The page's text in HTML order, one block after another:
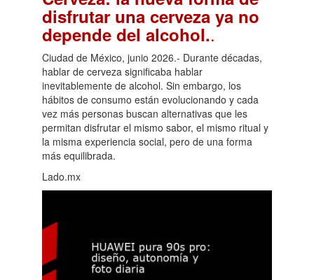
disfrutar una cerveza ya no
depende del alcohol..
Ciudad de México, junio 2026.- Durante décadas,
hablar de cerveza significaba hablar
inevitablemente de alcohol. Sin embargo, los
hábitos de consumo están evolucionando y cada
vez más personas buscan alternativas que les
permitan disfrutar el mismo sabor, el mismo ritual y
la misma experiencia social, pero de una forma
más equilibrada.
Lado.mx